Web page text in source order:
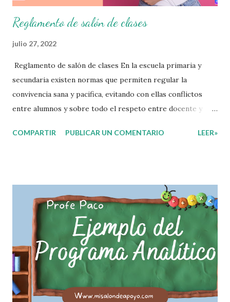
Reglamento de salón de clases
julio 27, 2022
Reglamento de salón de clases En la escuela primaria y
secundaria existen normas que permiten regular la
convivencia sana y pacifica, evitando con ellas conflictos
entre alumnos y sobre todo el respeto entre docente y
normas con responsabilidad en un futuro será un ciudadano
pequeños, entiendan, analizan y practiquen las grandes
responsabilidades que conlleva ser un buen ciudadano. A
continuación les compartimos algunos ejemplos de reglas
de salón de clases: 1. Cumplo con mis tareas y trabajos. 2.
Cuidado mi higiene personal. 3. Levanto la mano para
hablar. 4. Pido permiso para ir al baño 5. Deposito la
basura en su lugar. 6. Cumplo con mis útiles esc...
COMPARTIR PUBLICAR UN COMENTARIO LEER»